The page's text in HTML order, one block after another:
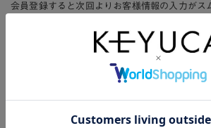
会員登録すると次回よりお客様情報の入力がス
ージ、購入履歴をご利用いただけます。